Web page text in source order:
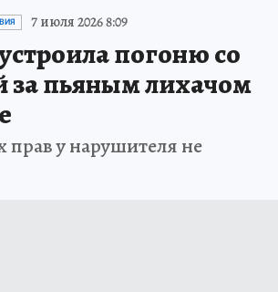
7 июля 2026 8:09
погоню со
за пьяным лихачом
прав у нарушителя не